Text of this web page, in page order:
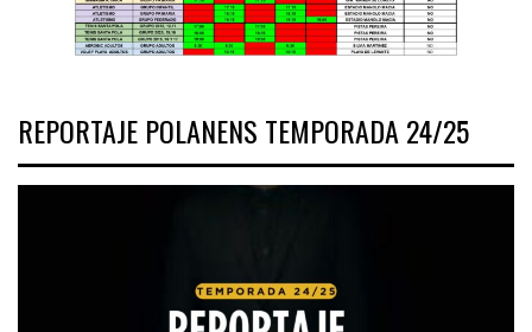
REPORTAJE POLANENS TEMPORADA 24/25